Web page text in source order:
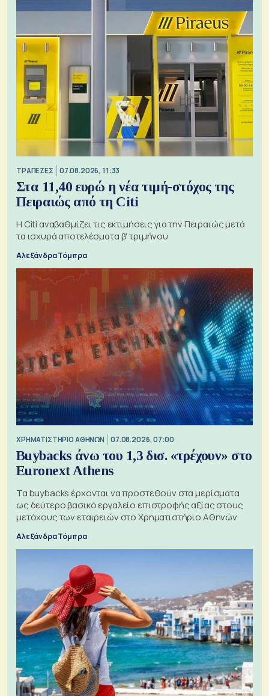
ΤΡΑΠΕΖΕΣ 07.08.2026, 11:33
Στα 11,40 ευρώ η νέα τιμή-στόχος της
Πειραιώς από τη Citi
Η Citi αναβαθμίζει τις εκτιμήσεις για την Πειραιώς μετά
τα ισχυρά αποτελέσματα β' τριμήνου
Αλεξάνδρα Τόμπρα
XΡΗΜΑΤΙΣΤΗΡΙΟ ΑΘΗΝΩΝ 07.08.2026, 07:00
Buybacks άνω του 1,3 δισ. «τρέχουν» στο
Euronext Athens
Τα buybacks έρχονται να προστεθούν στα μερίσματα
ως δεύτερο βασικό εργαλείο επιστροφής αξίας στους
μετόχους των εταιρειών στο Χρηματιστήριο Αθηνών
Αλεξάνδρα Τόμπρα